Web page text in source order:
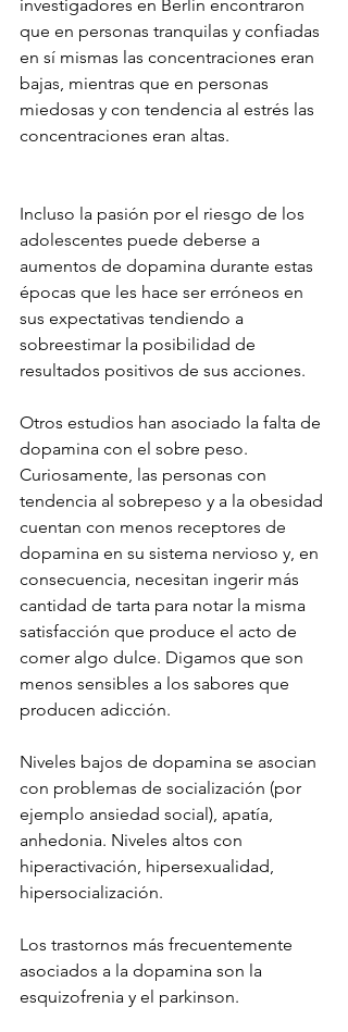
investigadores en Berlín encontraron
que en personas tranquilas y confiadas
en sí mismas las concentraciones eran
bajas, mientras que en personas
miedosas y con tendencia al estrés las
concentraciones eran altas.
Incluso la pasión por el riesgo de los
adolescentes puede deberse a
aumentos de dopamina durante estas
épocas que les hace ser erróneos en
sus expectativas tendiendo a
sobreestimar la posibilidad de
resultados positivos de sus acciones.
Otros estudios han asociado la falta de
dopamina con el sobre peso.
Curiosamente, las personas con
tendencia al sobrepeso y a la obesidad
cuentan con menos receptores de
dopamina en su sistema nervioso y, en
consecuencia, necesitan ingerir más
cantidad de tarta para notar la misma
satisfacción que produce el acto de
comer algo dulce. Digamos que son
menos sensibles a los sabores que
producen adicción.
Niveles bajos de dopamina se asocian
con problemas de socialización (por
ejemplo ansiedad social), apatía,
anhedonia. Niveles altos con
hiperactivación, hipersexualidad,
hipersocialización.
Los trastornos más frecuentemente
asociados a la dopamina son la
esquizofrenia y el parkinson.